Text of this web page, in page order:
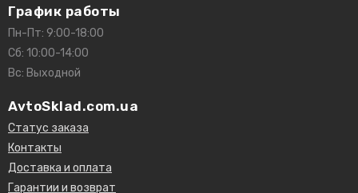
График работы
Пн-Пт: 9:00-18:00
Сб: 10:00-14:00
Вс: Выходной
AvtoSklad.com.ua
Статус заказа
Контакты
Доставка и оплата
Гарантии и возврат